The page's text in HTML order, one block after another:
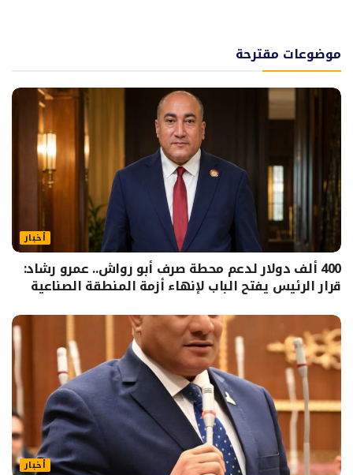
موضوعات مقترحة
أخبار
400 ألف دولار لدعم محطة صرف أبو رواش.. عمرو رشاد:
قرار الرئيس يفتح الباب لإنهاء أزمة المنطقة الصناعية
أخبار